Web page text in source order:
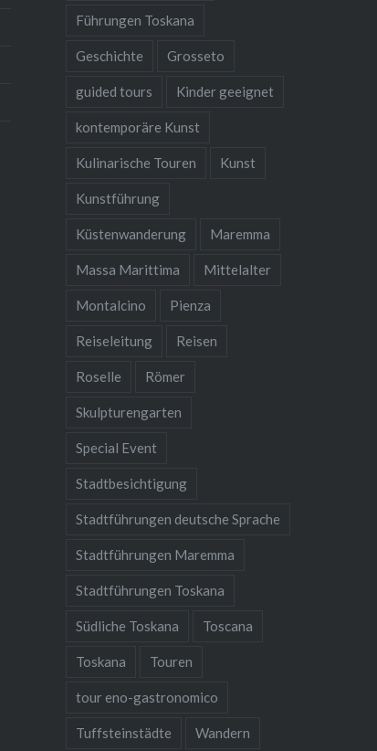
Führungen Toskana
Geschichte Grosseto
guided tours Kinder geeignet
kontemporäre Kunst
Kulinarische Touren Kunst
Kunstführung
Küstenwanderung Maremma
Massa Marittima Mittelalter
Montalcino Pienza
Reiseleitung Reisen
Roselle Römer
Skulpturengarten
Special Event
Stadtbesichtigung
Stadtführungen deutsche Sprache
Stadtführungen Maremma
Stadtführungen Toskana
Südliche Toskana Toscana
Toskana Touren
tour eno-gastronomico
Tuffsteinstädte Wandern